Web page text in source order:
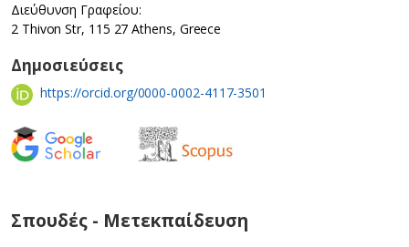
Διεύθυνση Γραφείου:
2 Thivon Str, 115 27 Athens, Greece
Δημοσιεύσεις
https://orcid.org/0000-0002-4117-3501
Σπουδές - Μετεκπαίδευση